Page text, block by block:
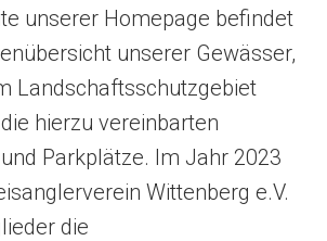
unserer Homepage befindet
unserer Gewässer,
Landschaftsschutzgebiet
hierzu vereinbarten
Parkplätze. Im Jahr 2023
Wittenberg e.V.
die